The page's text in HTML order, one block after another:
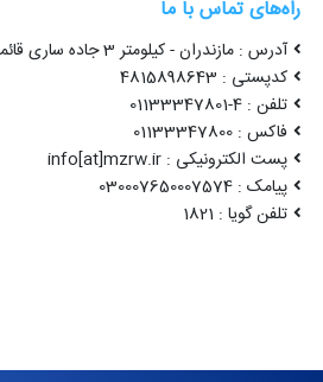
راه‌های تماس با ما
آدرس : مازندران - کیلومتر 3 جاده ساری قائمشهر
کدپستی : 4815898643
تلفن : 4-01133347801
فاکس : 01133347800
پست الکترونیکی : info[at]mzrw.ir
پیامک : 030007650007574
تلفن گویا : 1821